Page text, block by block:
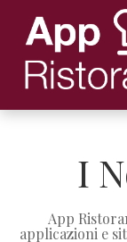
I
App
applicazioni e